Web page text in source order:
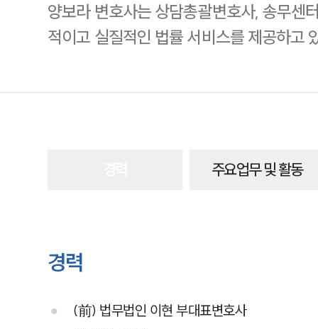
양보라 변호사는 상담총괄변호사, 송무센
적이고 실질적인 법률 서비스를 제공하고
주요업무 및 활동
경력
(前) 법무법인 이현 부대표변호사